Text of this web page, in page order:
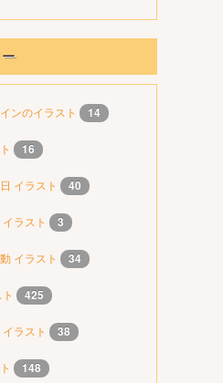
ンのイラスト 14
16
イラスト 40
ラスト 3
イラスト 34
425
ラスト 38
148